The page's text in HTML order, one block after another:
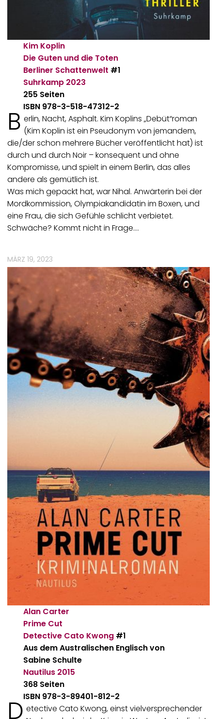
Kim Koplin
Die Guten und die Toten
Berliner Schattenwelt #1
Suhrkamp 2023
255 Seiten
ISBN 978-3-518-47312-2
B erlin, Nacht, Asphalt. Kim Koplins „Debüt“roman
(Kim Koplin ist ein Pseudonym von jemandem,
die/der schon mehrere Bücher veröffentlicht hat) ist
durch und durch Noir – konsequent und ohne
Kompromisse, und spielt in einem Berlin, das alles
andere als gemütlich ist.
Was mich gepackt hat, war Nihal. Anwärterin bei der
Mordkommission, Olympiakandidatin im Boxen, und
eine Frau, die sich Gefühle schlicht verbietet.
Schwäche? Kommt nicht in Frage.…
MÄRZ 19, 2023
Alan Carter
Prime Cut
Detective Cato Kwong #1
Aus dem Australischen Englisch von
Sabine Schulte
Nautilus 2015
368 Seiten
ISBN 978-3-89401-812-2
D etective Cato Kwong, einst vielversprechender